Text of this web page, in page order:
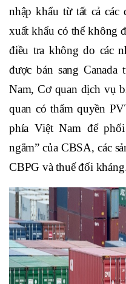
nhập khẩu từ tất cả
xuất khẩu có thể không
điều tra không do các
được bán sang
Nam, Cơ quan dịch vụ
quan có thẩm quyền
phía Việt Nam để
ngắm” của CBSA, các
CBPG và thuế đối